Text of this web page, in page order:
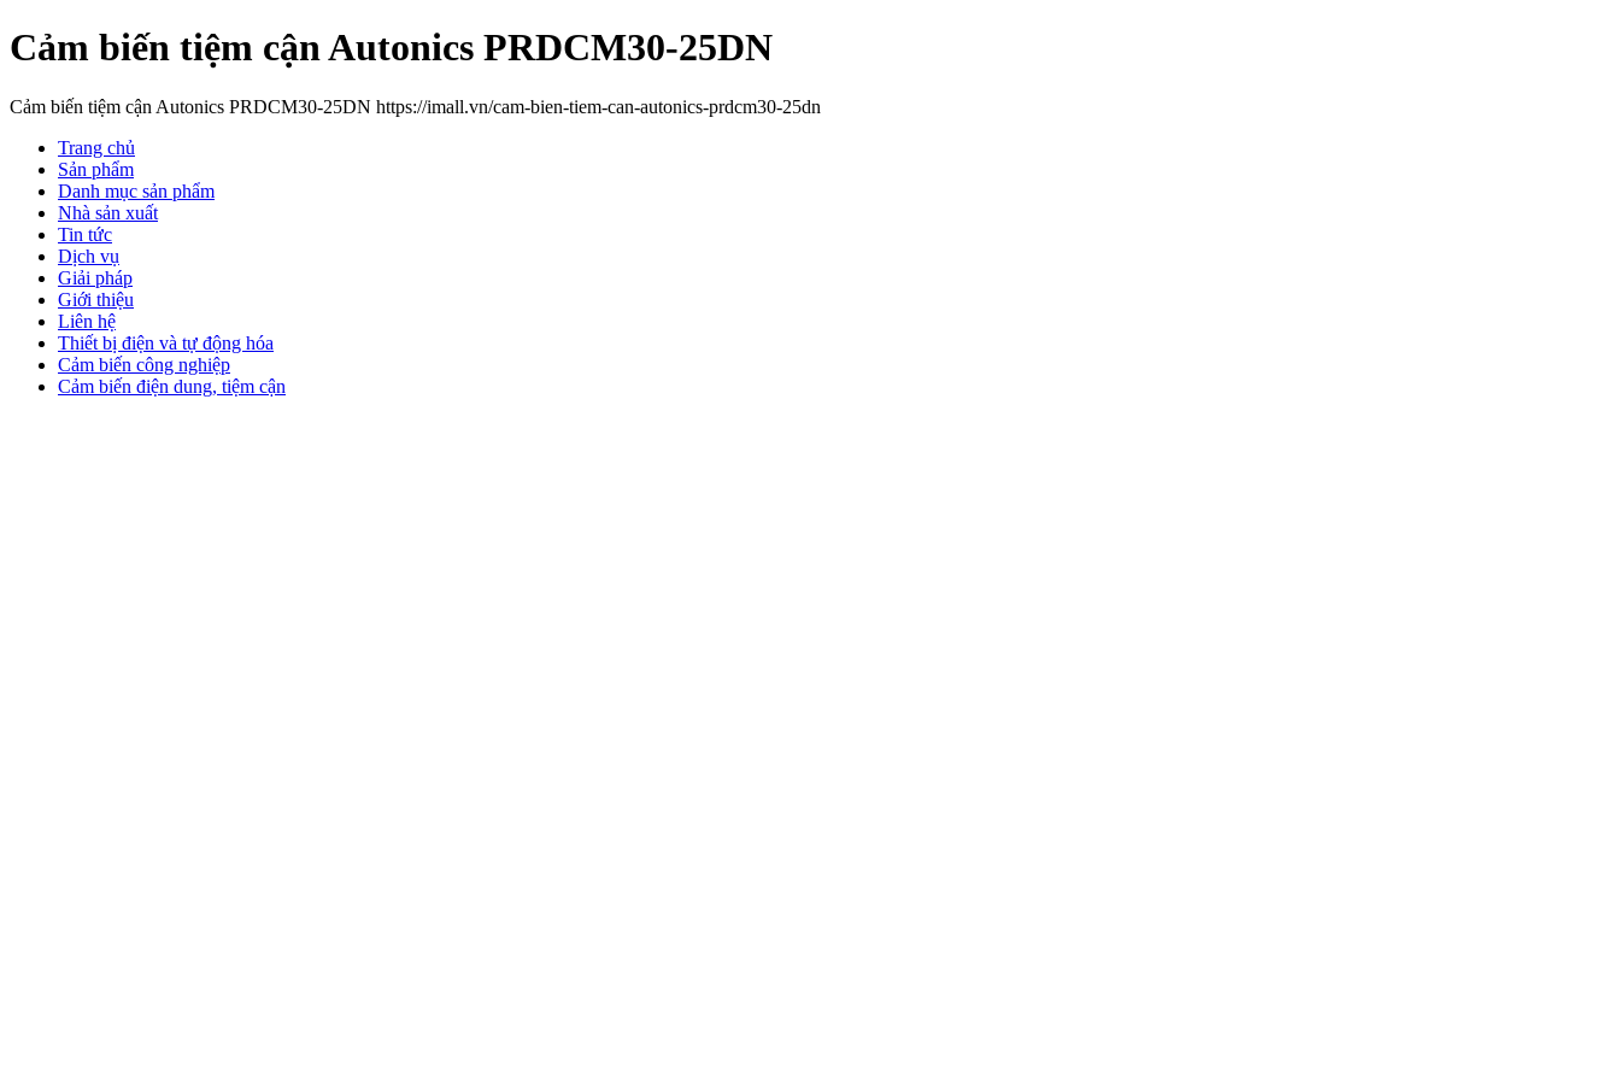
Cảm biến tiệm cận Autonics PRDCM30-25DN
Cảm biến tiệm cận Autonics PRDCM30-25DN https://imall.vn/cam-bien-tiem-can-autonics-prdcm30-25dn
Trang chủ
Sản phẩm
Danh mục sản phẩm
Nhà sản xuất
Tin tức
Dịch vụ
Giải pháp
Giới thiệu
Liên hệ
Thiết bị điện và tự động hóa
Cảm biến công nghiệp
Cảm biến điện dung, tiệm cận